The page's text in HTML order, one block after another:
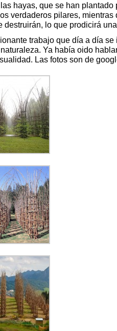
hayas, que se han
verdaderos pilares, mientras
destruirán, lo que prodicirá
trabajo que día a día
Ya había oido
Las fotos son de